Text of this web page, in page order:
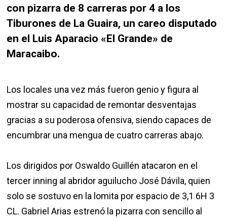
con pizarra de 8 carreras por 4 a los
Tiburones de La Guaira, un careo disputado
en el Luis Aparacio «El Grande» de
Maracaibo.
Los locales una vez más fueron genio y figura al
mostrar su capacidad de remontar desventajas
gracias a su poderosa ofensiva, siendo capaces de
encumbrar una mengua de cuatro carreras abajo.
Los dirigidos por Oswaldo Guillén atacaron en el
tercer inning al abridor aguilucho José Dávila, quien
solo se sostuvo en la lomita por espacio de 3,1 6H 3
CL. Gabriel Arias estrenó la pizarra con sencillo al